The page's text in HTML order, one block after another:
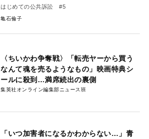
はじめての公共訴訟 #5
亀石倫子
〈ちいかわ争奪戦〉「転売ヤーから買う
なんて魂を売るようなもの」映画特典シ
ールに殺到…満席続出の裏側
集英社オンライン編集部ニュース班
「いつ加害者になるかわからない…」青